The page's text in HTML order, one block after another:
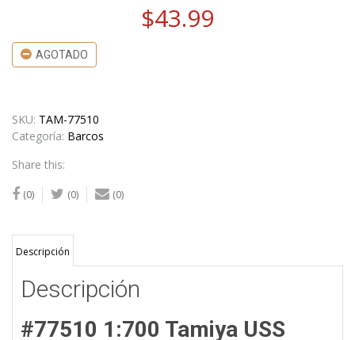
$43.99
AGOTADO
SKU: TAM-77510
Categoría: Barcos
Share this:
(0) (0) (0)
Descripción
Descripción
#77510 1:700 Tamiya USS